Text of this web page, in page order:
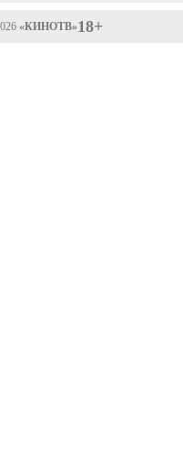
«КИНОТВ»18+